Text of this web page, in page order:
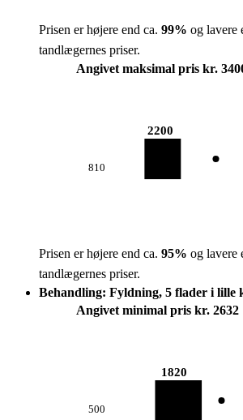
Prisen er højere end ca. 99% og lavere
tandlægernes priser.
Angivet maksimal pris kr.
810
2200
Prisen er højere end ca. 95% og lavere
tandlægernes priser.
Behandling: Fyldning, 5 flader i
Angivet minimal pris kr. 2632
500
1820